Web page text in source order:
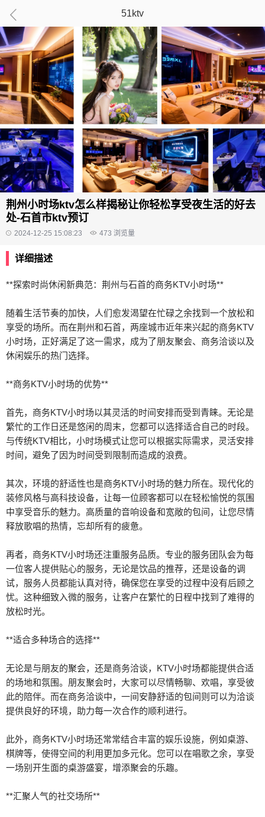
51ktv
荆州小时场ktv怎么样揭秘让你轻松享受夜生活的好去
处-石首市ktv预订
2024-12-25 15:08:23 473 浏览量
详细描述
**探索时尚休闲新典范：荆州与石首的商务KTV小时场**
随着生活节奏的加快，人们愈发渴望在忙碌之余找到一个放松和
享受的场所。而在荆州和石首，两座城市近年来兴起的商务KTV
小时场，正好满足了这一需求，成为了朋友聚会、商务洽谈以及
休闲娱乐的热门选择。
**商务KTV小时场的优势**
首先，商务KTV小时场以其灵活的时间安排而受到青睐。无论是
繁忙的工作日还是悠闲的周末，您都可以选择适合自己的时段。
与传统KTV相比，小时场模式让您可以根据实际需求，灵活安排
时间，避免了因为时间受到限制而造成的浪费。
其次，环境的舒适性也是商务KTV小时场的魅力所在。现代化的
装修风格与高科技设备，让每一位顾客都可以在轻松愉悦的氛围
中享受音乐的魅力。高质量的音响设备和宽敞的包间，让您尽情
释放歌唱的热情，忘却所有的疲惫。
再者，商务KTV小时场还注重服务品质。专业的服务团队会为每
一位客人提供贴心的服务，无论是饮品的推荐，还是设备的调
试，服务人员都能认真对待，确保您在享受的过程中没有后顾之
忧。这种细致入微的服务，让客户在繁忙的日程中找到了难得的
放松时光。
**适合多种场合的选择**
无论是与朋友的聚会，还是商务洽谈，KTV小时场都能提供合适
的场地和氛围。朋友聚会时，大家可以尽情畅聊、欢唱，享受彼
此的陪伴。而在商务洽谈中，一间安静舒适的包间则可以为洽谈
提供良好的环境，助力每一次合作的顺利进行。
此外，商务KTV小时场还常常结合丰富的娱乐设施，例如桌游、
棋牌等，使得空间的利用更加多元化。您可以在唱歌之余，享受
一场别开生面的桌游盛宴，增添聚会的乐趣。
**汇聚人气的社交场所**